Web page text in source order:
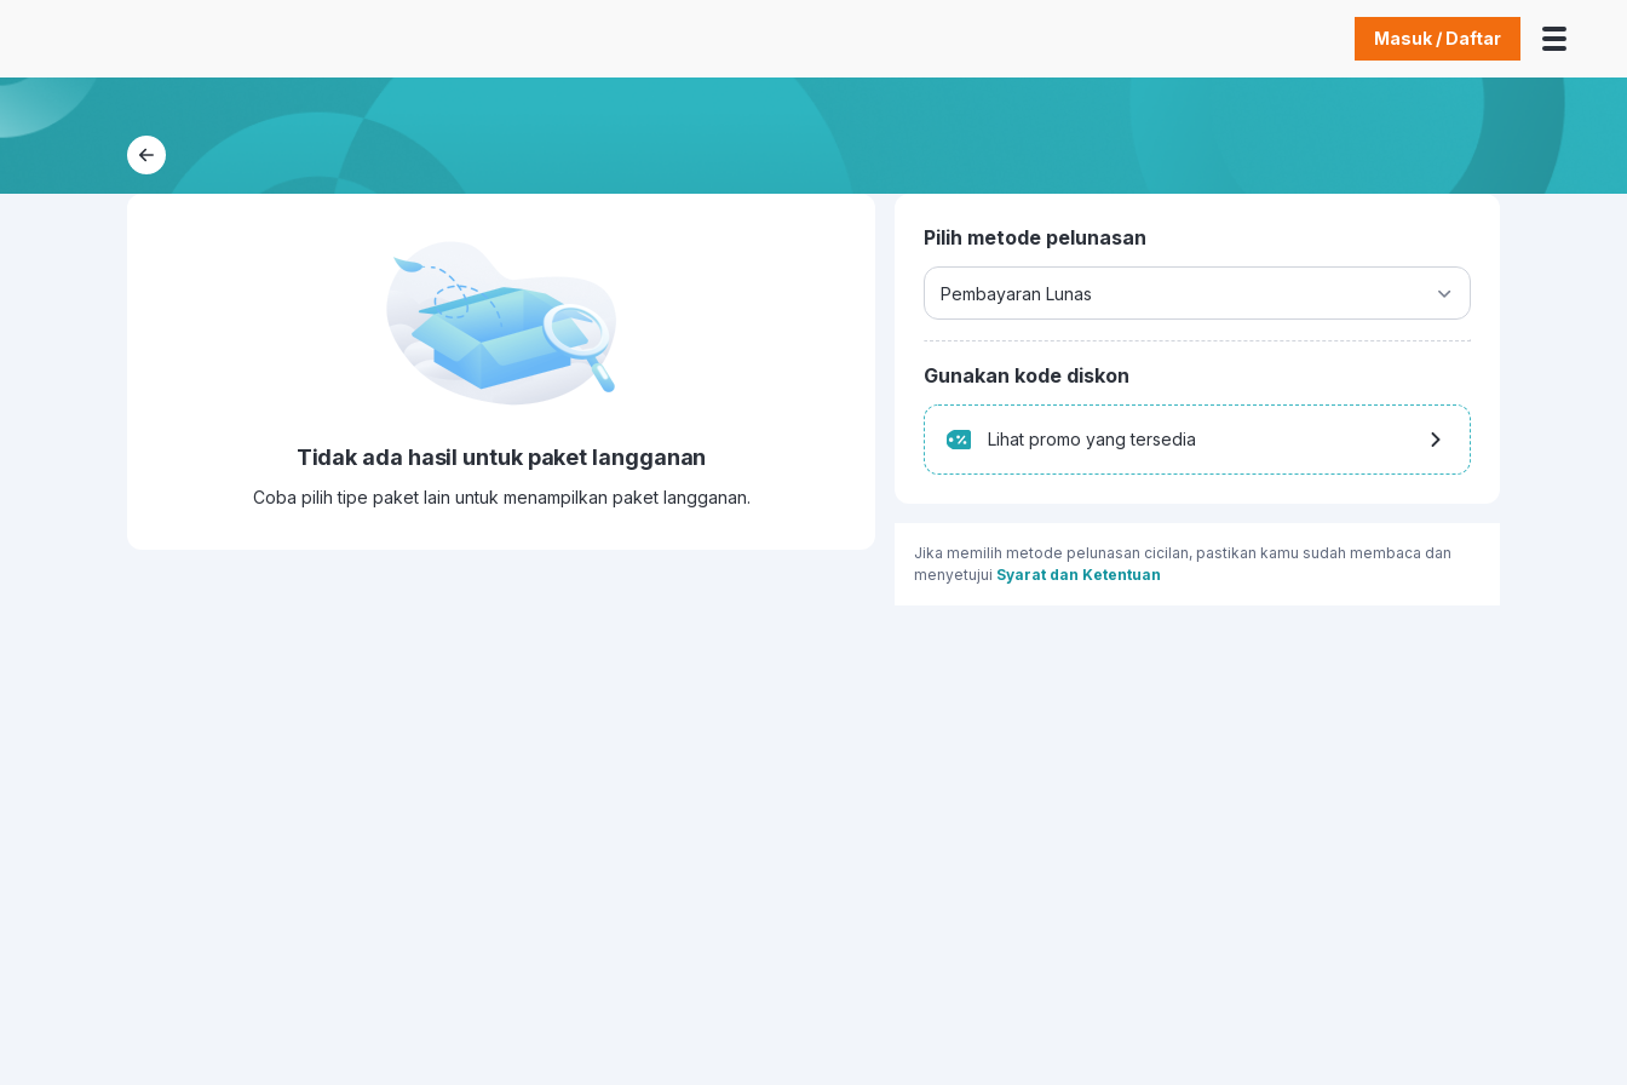
Masuk / Daftar
Tidak ada hasil untuk paket langganan
Coba pilih tipe paket lain untuk menampilkan paket langganan.
Pilih metode pelunasan
Gunakan kode diskon
Lihat promo yang tersedia
Jika memilih metode pelunasan cicilan, pastikan kamu sudah membaca dan
menyetujui Syarat dan Ketentuan